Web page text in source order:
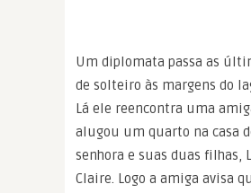
Um diplomata passa as
de solteiro às margens do
Lá ele reencontra uma
alugou um quarto na casa
senhora e suas duas filhas,
Claire. Logo a amiga avisa